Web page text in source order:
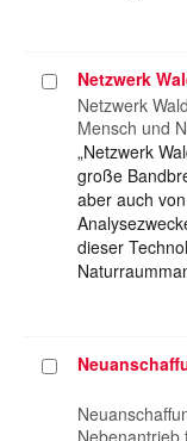
Projekt
auswählen
Netzwerk
Netzwerk
Mensch und
„Netzwerk
große
aber auch
dieser
Projekt